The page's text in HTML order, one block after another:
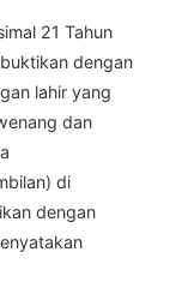
21 Tahun
dengan
lahir yang
dan
di
dengan